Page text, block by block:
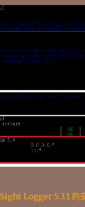
Logger 5.3.1 的